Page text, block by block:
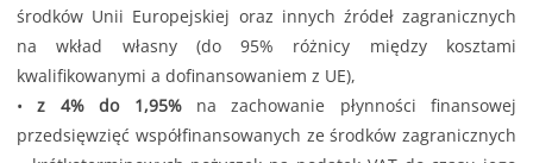
środków Unii Europejskiej oraz innych źródeł zagranicznych
na wkład własny (do 95% różnicy między kosztami
kwalifikowanymi a dofinansowaniem z UE),
•z 4% do 1,95%na zachowanie płynności finansowej
przedsięwzięć współfinansowanych ze środków zagranicznych